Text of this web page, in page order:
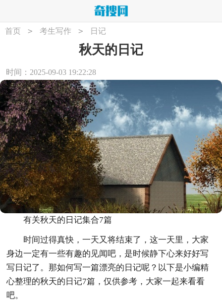
首页 > 考生写作 > 日记
秋天的日记
时间：2025-09-03 19:22:28
有关秋天的日记集合7篇
时间过得真快，一天又将结束了，这一天里，大家
身边一定有一些有趣的见闻吧，是时候静下心来好好写
写日记了。那如何写一篇漂亮的日记呢？以下是小编精
心整理的秋天的日记7篇，仅供参考，大家一起来看看
吧。